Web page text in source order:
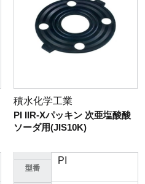
積水化学工業
PI IIR-Xパッキン 次亜塩酸酸
ソーダ用(JIS10K)
型番
PI